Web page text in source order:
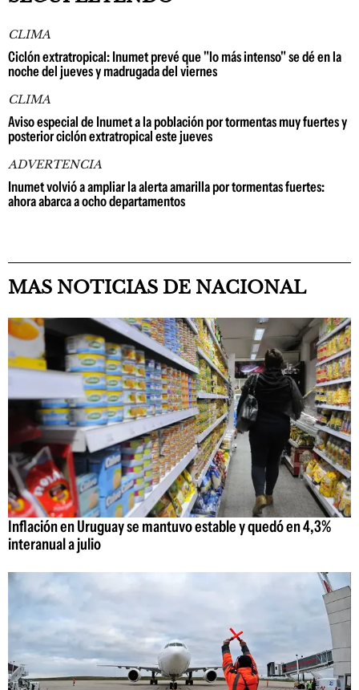
CLIMA
Ciclón extratropical: Inumet prevé que "lo más intenso" se dé en la
noche del jueves y madrugada del viernes
CLIMA
Aviso especial de Inumet a la población por tormentas muy fuertes y
posterior ciclón extratropical este jueves
ADVERTENCIA
Inumet volvió a ampliar la alerta amarilla por tormentas fuertes:
ahora abarca a ocho departamentos
MAS NOTICIAS DE NACIONAL
Inflación en Uruguay se mantuvo estable y quedó en 4,3%
interanual a julio